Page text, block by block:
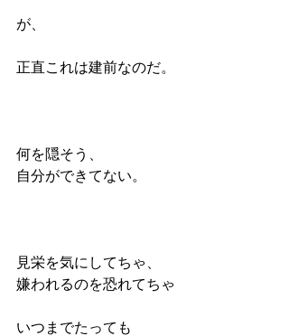
が、
正直これは建前なのだ。
何を隠そう、
自分ができてない。
見栄を気にしてちゃ、
嫌われるのを恐れてちゃ
いつまでたっても